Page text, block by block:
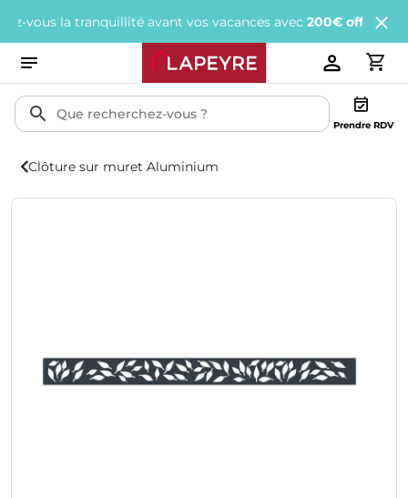
la tranquillité avant vos vacances avec200€ offertstous les
Prendre RDV
Clôture sur muret Aluminium